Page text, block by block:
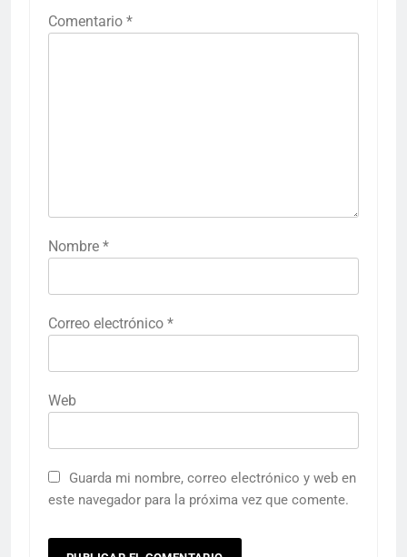
Comentario *
Nombre *
Correo electrónico *
Web
Guarda mi nombre, correo electrónico y web en
este navegador para la próxima vez que comente.